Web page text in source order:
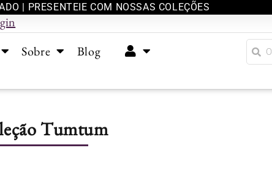
| PRESENTEIE COM NOSSAS COLEÇÕES
Sobre Blog
Tumtum